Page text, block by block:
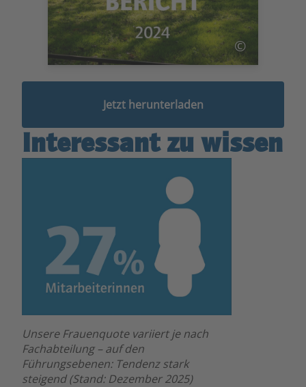
©
Jetzt herunterladen
Interessant zu wissen
Unsere Frauenquote variiert je nach
Fachabteilung – auf den
Führungsebenen: Tendenz stark
steigend (Stand: Dezember 2025)